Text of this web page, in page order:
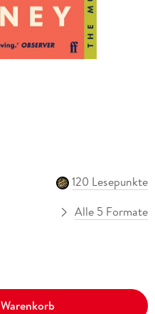
120 Lesepunkte
Alle 5 Formate